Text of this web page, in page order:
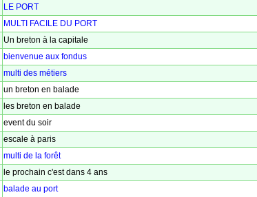
LE PORT
MULTI FACILE DU PORT
Un breton à la capitale
bienvenue aux fondus
multi des métiers
un breton en balade
les breton en balade
event du soir
escale à paris
multi de la forêt
le prochain c'est dans 4 ans
balade au port